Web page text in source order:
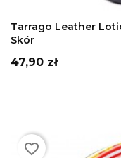
Tarrago Leather
Skór
Cena
47,90 zł
favorite_border